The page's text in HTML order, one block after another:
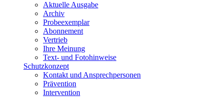
Aktuelle Ausgabe
Archiv
Probeexemplar
Abonnement
Vertrieb
Ihre Meinung
Text- und Fotohinweise
Schutzkonzept
Kontakt und Ansprechpersonen
Prävention
Intervention